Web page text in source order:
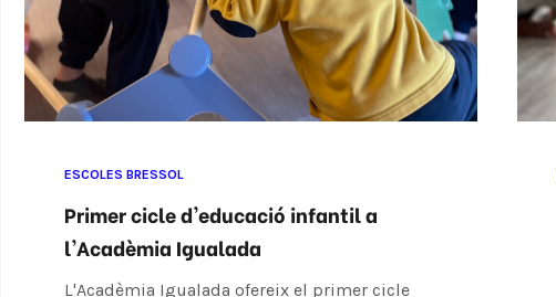
ESCOLES BRESSOL
Primer cicle d'educació infantil a
l'Acadèmia Igualada
L'Acadèmia Igualada ofereix el primer cicle